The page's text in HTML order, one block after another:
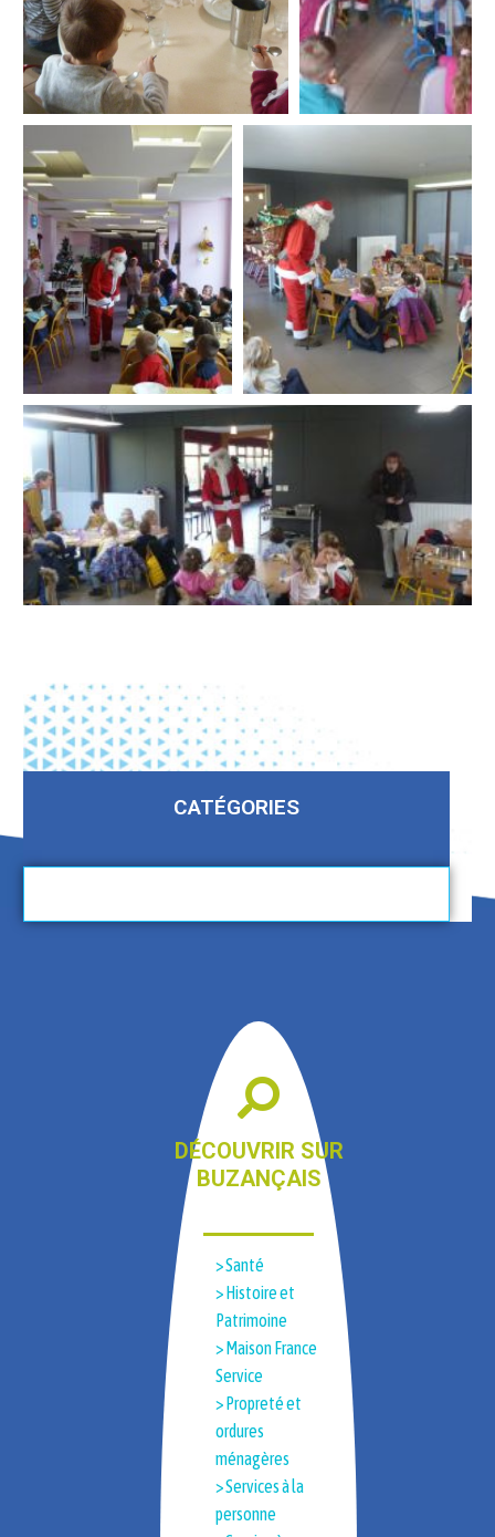
CATÉGORIES
DÉCOUVRIR SUR
BUZANÇAIS
> Santé
> Histoire et
Patrimoine​
> Maison France
Service
> Propreté et
ordures
ménagères
> Services à la
personne